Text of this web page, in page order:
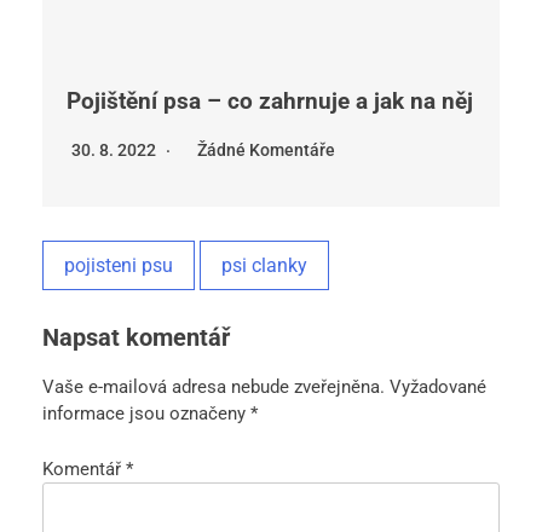
Pojištění psa – co zahrnuje a jak na něj
30. 8. 2022 Žádné Komentáře
pojisteni psu psi clanky
Napsat komentář
Vaše e-mailová adresa nebude zveřejněna. Vyžadované
informace jsou označeny *
Komentář *